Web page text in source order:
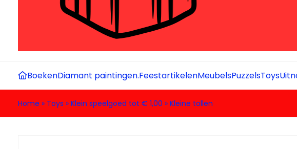
BoekenDiamant paintingen.FeestartikelenMeubelsPuzzelsToys
Home » Toys » Klein speelgoed tot € 1,00 » Kleine tollen